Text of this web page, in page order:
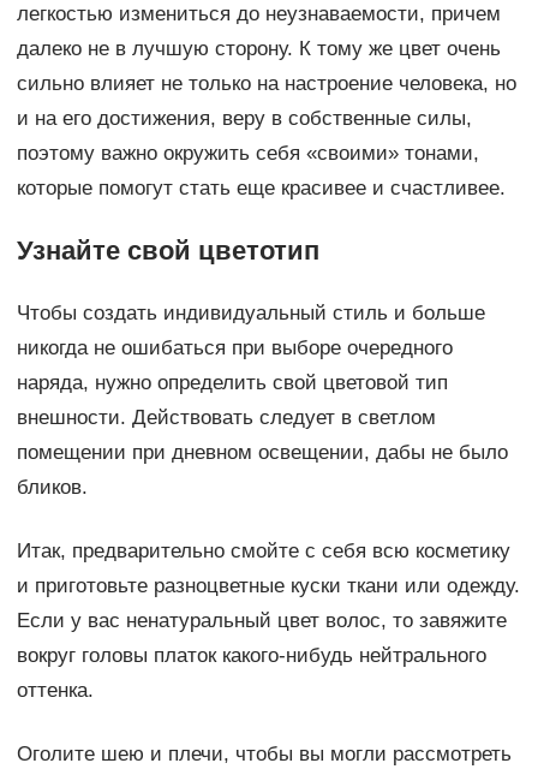
легкостью измениться до неузнаваемости, причем
далеко не в лучшую сторону. К тому же цвет очень
сильно влияет не только на настроение человека, но
и на его достижения, веру в собственные силы,
поэтому важно окружить себя «своими» тонами,
которые помогут стать еще красивее и счастливее.
Узнайте свой цветотип
Чтобы создать индивидуальный стиль и больше
никогда не ошибаться при выборе очередного
наряда, нужно определить свой цветовой тип
внешности. Действовать следует в светлом
помещении при дневном освещении, дабы не было
бликов.
Итак, предварительно смойте с себя всю косметику
и приготовьте разноцветные куски ткани или одежду.
Если у вас ненатуральный цвет волос, то завяжите
вокруг головы платок какого-нибудь нейтрального
оттенка.
Оголите шею и плечи, чтобы вы могли рассмотреть